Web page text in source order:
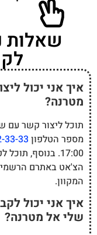
שאלות
איך אני יכול
מטרנה?
תוכל ליצור קשר עם
מספר הטלפון 33-33
17:00. בנוסף,
הצ'אט באתרם
המקוון.
איך אני יכול
שלי אל מטרנה?